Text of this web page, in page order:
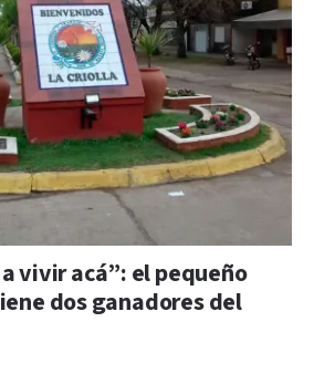
vivir acá”: el pequeño
dos ganadores del